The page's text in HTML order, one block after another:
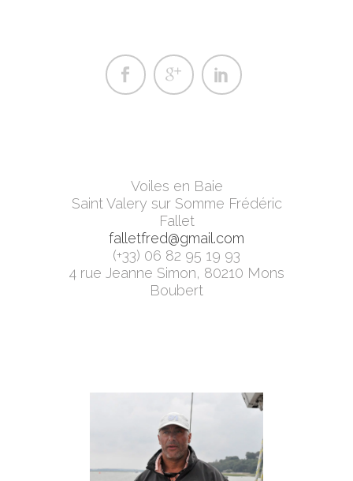
Voiles en Baie
Saint Valery sur Somme Frédéric
Fallet
falletfred@gmail.com
(+33) 06 82 95 19 93
4 rue Jeanne Simon, 80210 Mons
Boubert